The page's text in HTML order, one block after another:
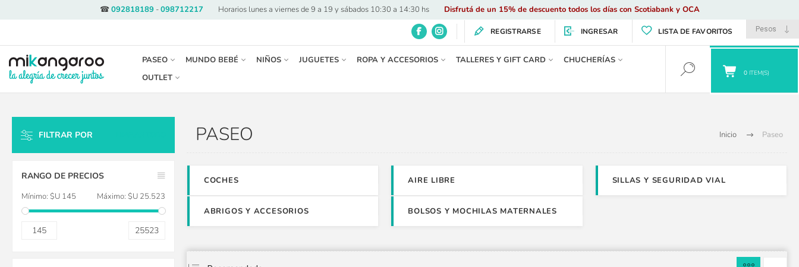
☎092818189-098712217 Horarios lunes a viernes de 9 a 19 y sábados 10:30 a 14:30 hs Disfrutá de un 15% de descuento todos los días con Scotiabank y OCA
REGISTRARSE INGRESAR LISTA DE FAVORITOS
PASEO MUNDO BEBÉ NIÑOS JUGUETES ROPA Y ACCESORIOS TALLERES Y GIFT CARD
CHUCHERÍAS
OUTLET
0 ITEM(S)
Inicio Paseo
PASEO
COCHES AIRE LIBRE SILLAS Y SEGURIDAD VIAL
ABRIGOS Y ACCESORIOS BOLSOS Y MOCHILAS MATERNALES
FILTRAR POR
RANGO DE PRECIOS
Mínimo: $U 145 Máximo: $U 25.523
145 25523